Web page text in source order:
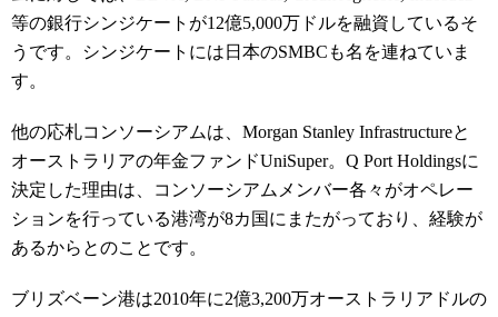
等の銀行シンジケートが12億5,000万ドルを融資しているそ
うです。シンジケートには日本のSMBCも名を連ねていま
す。
他の応札コンソーシアムは、Morgan Stanley Infrastructureと
オーストラリアの年金ファンドUniSuper。Q Port Holdingsに
決定した理由は、コンソーシアムメンバー各々がオペレー
ションを行っている港湾が8カ国にまたがっており、経験が
あるからとのことです。
ブリズベーン港は2010年に2億3,200万オーストラリアドルの